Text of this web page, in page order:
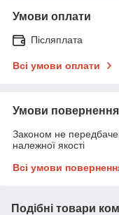
Умови оплати
Післяплата
Всі умови оплати
Умови повернення
Законом не
належної якості
Всі умови
Подібні товари